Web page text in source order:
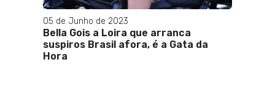
05 de Junho de 2023
Bella Gois a Loira que arranca
suspiros Brasil afora, é a Gata da
Hora